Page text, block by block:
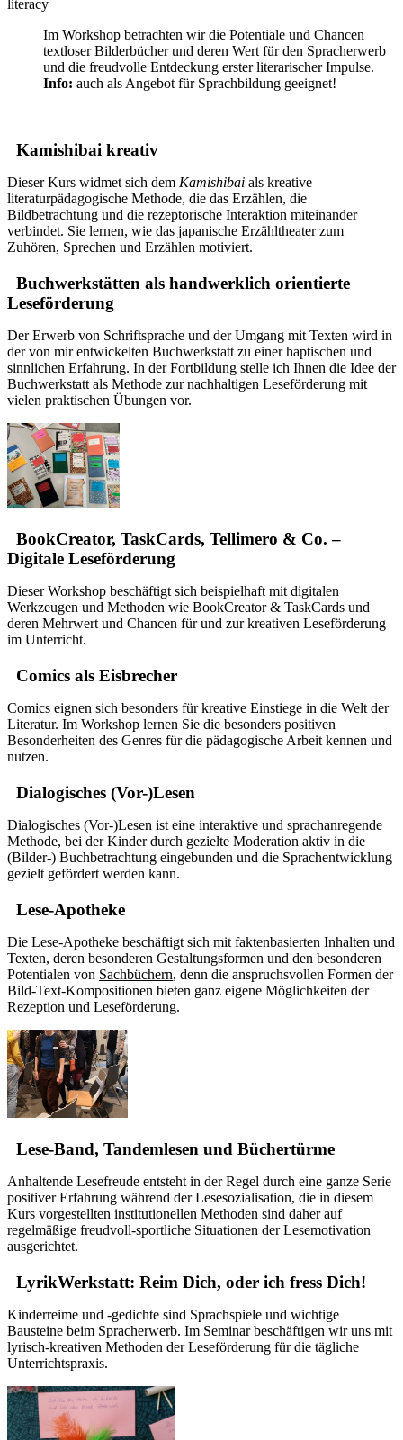
literacy
Im Workshop betrachten wir die Potentiale und Chancen
textloser Bilderbücher und deren Wert für den Spracherwerb
und die freudvolle Entdeckung erster literarischer Impulse.
Info: auch als Angebot für Sprachbildung geeignet!
Kamishibai kreativ
Dieser Kurs widmet sich dem Kamishibai als kreative
literaturpädagogische Methode, die das Erzählen, die
Bildbetrachtung und die rezeptorische Interaktion miteinander
verbindet. Sie lernen, wie das japanische Erzähltheater zum
Zuhören, Sprechen und Erzählen motiviert.
Buchwerkstätten als handwerklich orientierte
Leseförderung
Der Erwerb von Schriftsprache und der Umgang mit Texten wird in
der von mir entwickelten Buchwerkstatt zu einer haptischen und
sinnlichen Erfahrung. In der Fortbildung stelle ich Ihnen die Idee der
Buchwerkstatt als Methode zur nachhaltigen Leseförderung mit
vielen praktischen Übungen vor.
BookCreator, TaskCards, Tellimero & Co. –
Digitale Leseförderung
Dieser Workshop beschäftigt sich beispielhaft mit digitalen
Werkzeugen und Methoden wie BookCreator & TaskCards und
deren Mehrwert und Chancen für und zur kreativen Leseförderung
im Unterricht.
Comics als Eisbrecher
Comics eignen sich besonders für kreative Einstiege in die Welt der
Literatur. Im Workshop lernen Sie die besonders positiven
Besonderheiten des Genres für die pädagogische Arbeit kennen und
nutzen.
Dialogisches (Vor-)Lesen
Dialogisches (Vor-)Lesen ist eine interaktive und sprachanregende
Methode, bei der Kinder durch gezielte Moderation aktiv in die
(Bilder-) Buchbetrachtung eingebunden und die Sprachentwicklung
gezielt gefördert werden kann.
Lese-Apotheke
Die Lese-Apotheke beschäftigt sich mit faktenbasierten Inhalten und
Texten, deren besonderen Gestaltungsformen und den besonderen
Potentialen von Sachbüchern, denn die anspruchsvollen Formen der
Bild-Text-Kompositionen bieten ganz eigene Möglichkeiten der
Rezeption und Leseförderung.
Lese-Band, Tandemlesen und Büchertürme
Anhaltende Lesefreude entsteht in der Regel durch eine ganze Serie
positiver Erfahrung während der Lesesozialisation, die in diesem
Kurs vorgestellten institutionellen Methoden sind daher auf
regelmäßige freudvoll-sportliche Situationen der Lesemotivation
ausgerichtet.
LyrikWerkstatt: Reim Dich, oder ich fress Dich!
Kinderreime und -gedichte sind Sprachspiele und wichtige
Bausteine beim Spracherwerb. Im Seminar beschäftigen wir uns mit
lyrisch-kreativen Methoden der Leseförderung für die tägliche
Unterrichtspraxis.